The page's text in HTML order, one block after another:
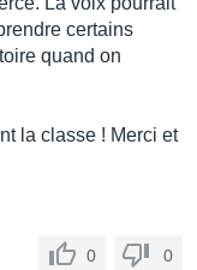
certains
quand on
la classe ! Merci et
0 0